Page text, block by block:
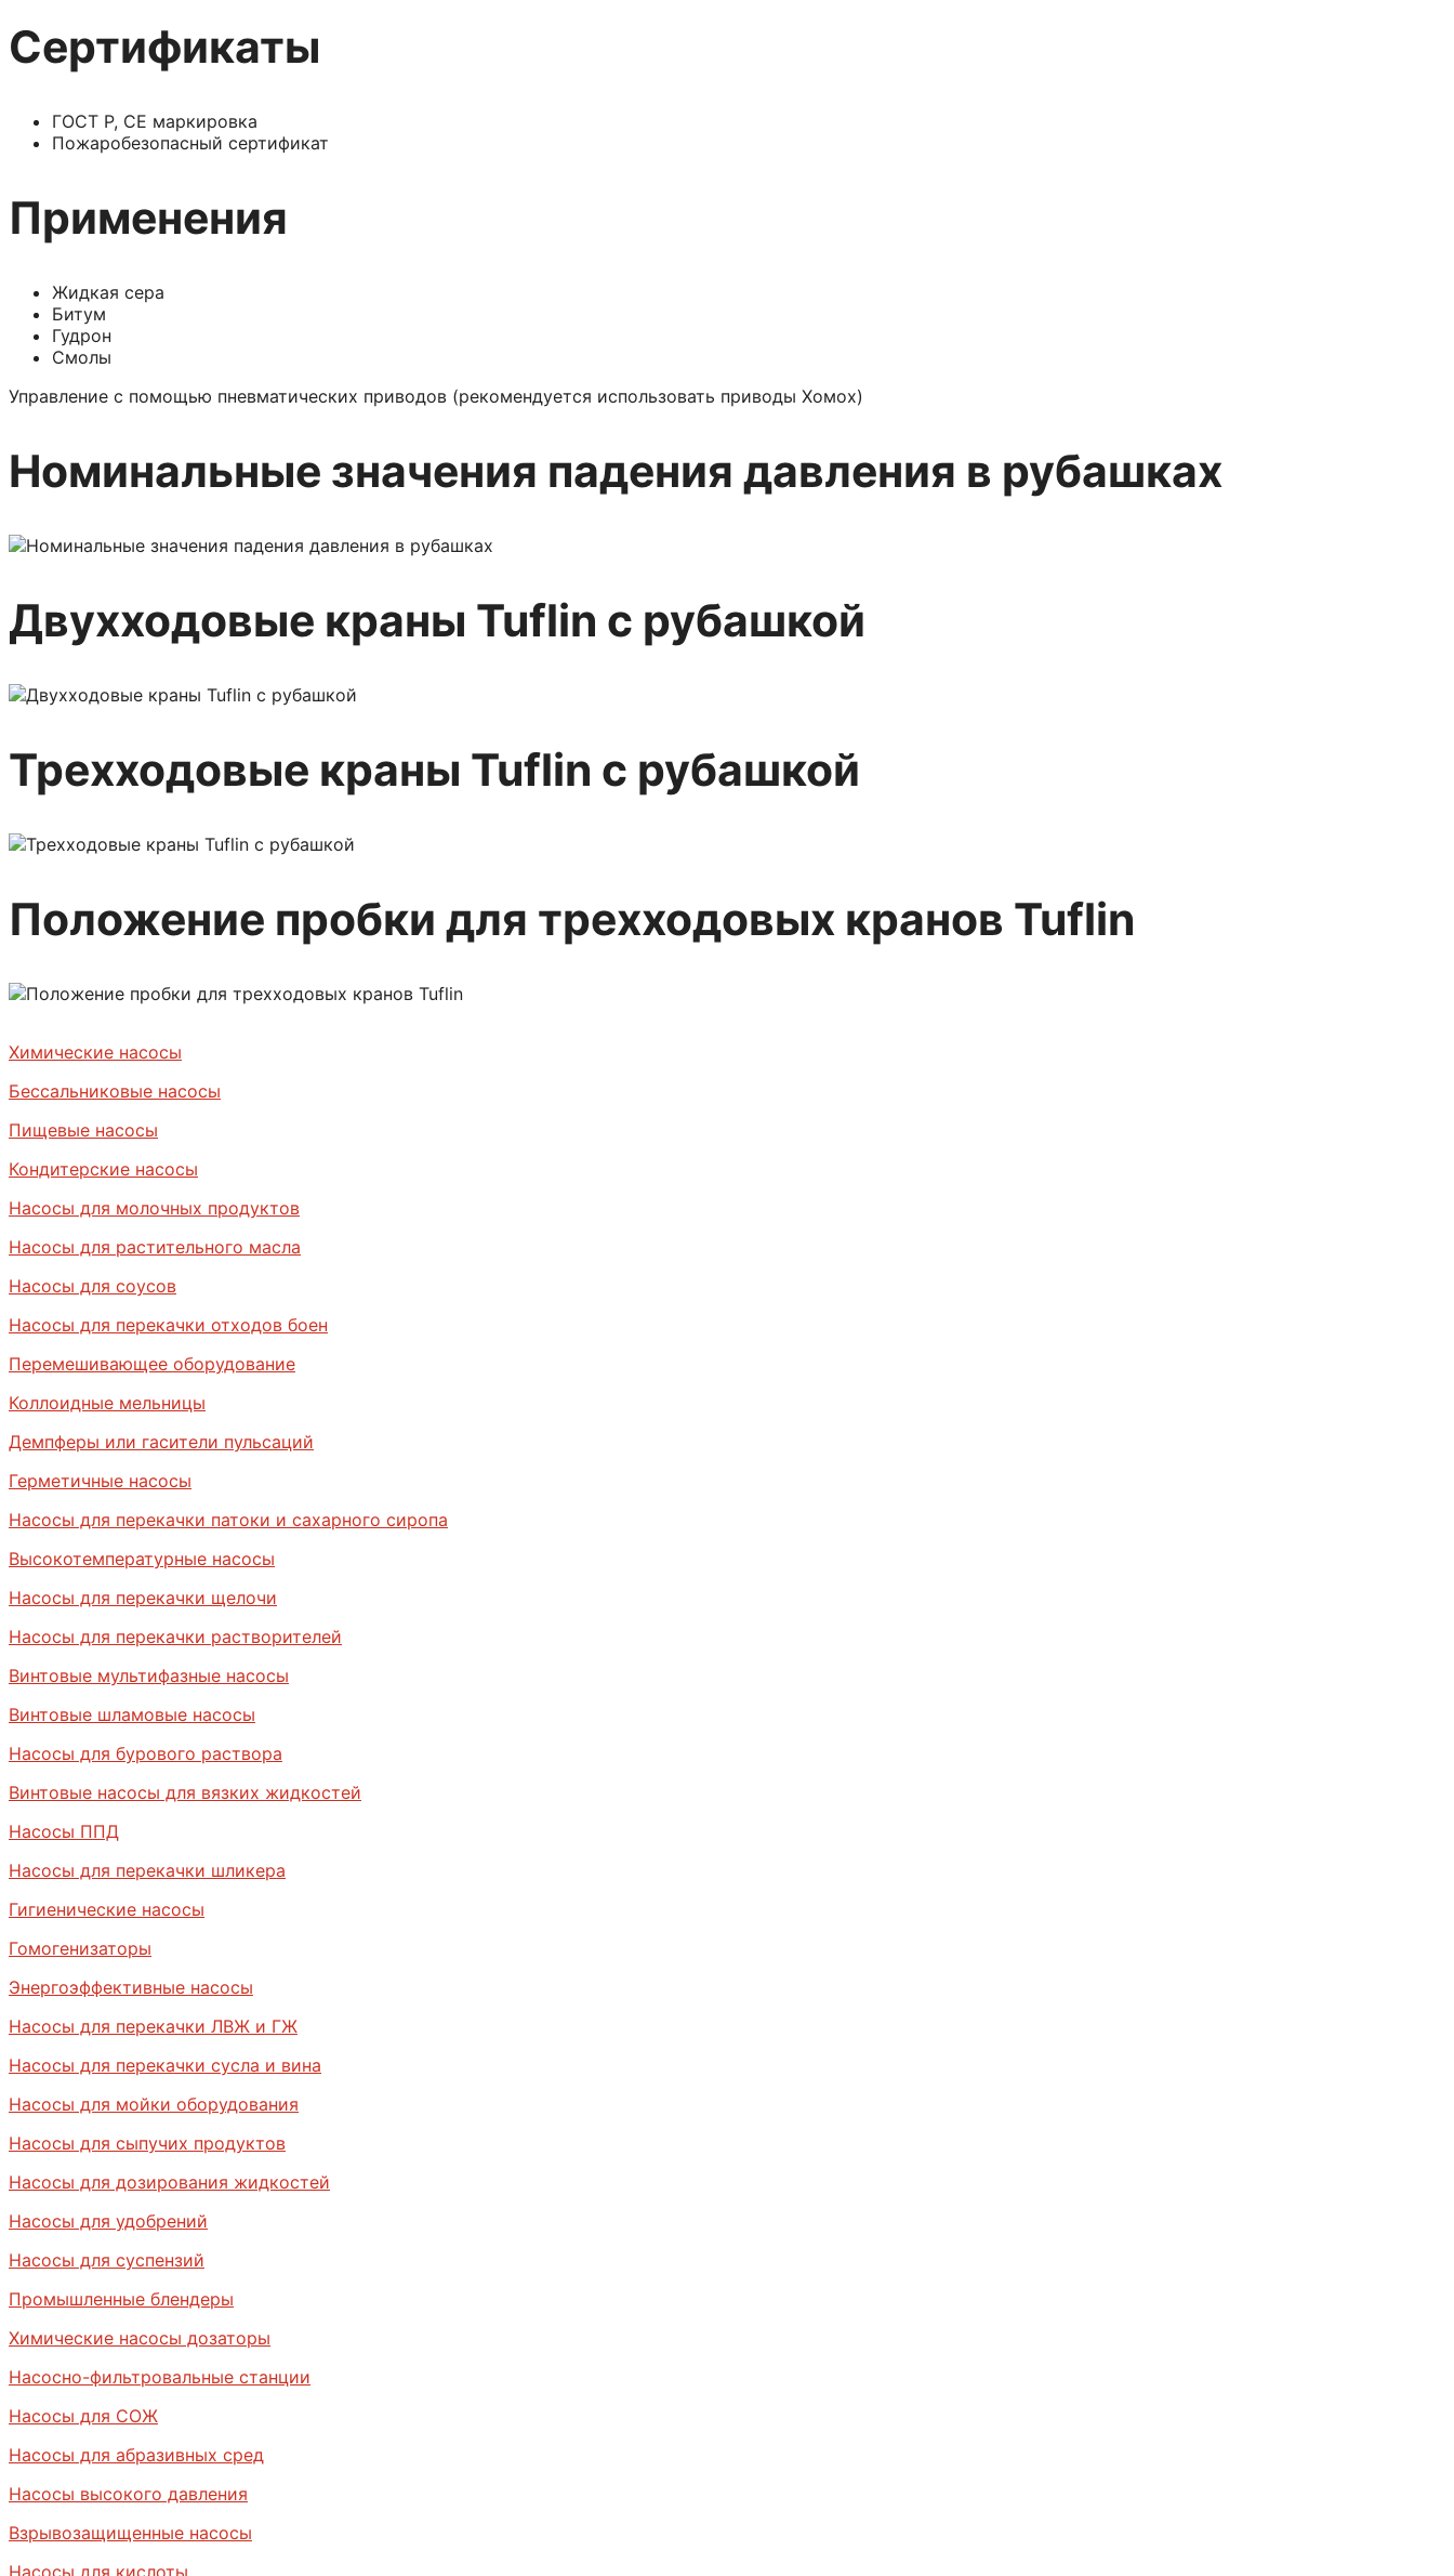
Сертификаты
ГОСТ Р, СЕ маркировка
Пожаробезопасный сертификат
Применения
Жидкая сера
Битум
Гудрон
Смолы
Управление с помощью пневматических приводов (рекомендуется использовать приводы Хомох)
Номинальные значения падения давления в рубашках
Двухходовые краны Tuflin с рубашкой
Трехходовые краны Tuflin с рубашкой
Положение пробки для трехходовых кранов Tuflin
Химические насосы
Бессальниковые насосы
Пищевые насосы
Кондитерские насосы
Насосы для молочных продуктов
Насосы для растительного масла
Насосы для соусов
Насосы для перекачки отходов боен
Перемешивающее оборудование
Коллоидные мельницы
Демпферы или гасители пульсаций
Герметичные насосы
Насосы для перекачки патоки и сахарного сиропа
Высокотемпературные насосы
Насосы для перекачки щелочи
Насосы для перекачки растворителей
Винтовые мультифазные насосы
Винтовые шламовые насосы
Насосы для бурового раствора
Винтовые насосы для вязких жидкостей
Насосы ППД
Насосы для перекачки шликера
Гигиенические насосы
Гомогенизаторы
Энергоэффективные насосы
Насосы для перекачки ЛВЖ и ГЖ
Насосы для перекачки сусла и вина
Насосы для мойки оборудования
Насосы для сыпучих продуктов
Насосы для дозирования жидкостей
Насосы для удобрений
Насосы для суспензий
Промышленные блендеры
Химические насосы дозаторы
Насосно-фильтровальные станции
Насосы для СОЖ
Насосы для абразивных сред
Насосы высокого давления
Взрывозащищенные насосы
Насосы для кислоты